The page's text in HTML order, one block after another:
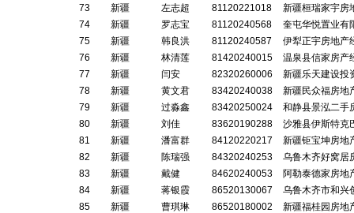
73
新疆 左志超 81120221018
新疆桓瑞家宇房
74
新疆 罗志宝 81120240568
奎屯华悦置业有
75
新疆 韩良洪 81120240587
伊犁正宇房地产
76
新疆 林清莲 81420240015
温泉县信家房产
77
新疆 闫安 82320260006
新疆乐天建设投
78
新疆 黄文君 83420240038
新疆民众福房地
79
新疆 过淼鑫 83420250024
和静县景泓二手
80
新疆 刘佳 83620190288
沙雅县伊斯特克
81
新疆 潘富群 84120220217
新疆钜宝坤房地
82
新疆 陈瑞强 84320240253
乌鲁木齐好窝居
83
新疆 戴健 84620240053
阿勒泰德家房地
84
新疆 蒋银霞 86520130067
乌鲁木齐市和兴
85
新疆 曹琪琳 86520180002
新疆福桂园房地